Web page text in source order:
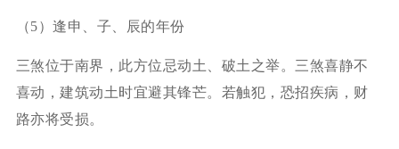
（5）逢申、子、辰的年份
三煞位于南界，此方位忌动土、破土之举。三煞喜静不
喜动，建筑动土时宜避其锋芒。若触犯，恐招疾病，财
路亦将受损。